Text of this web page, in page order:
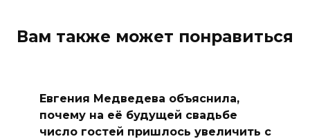
Вам также может понравиться
Евгения Медведева объяснила,
почему на её будущей свадьбе
число гостей пришлось увеличить с